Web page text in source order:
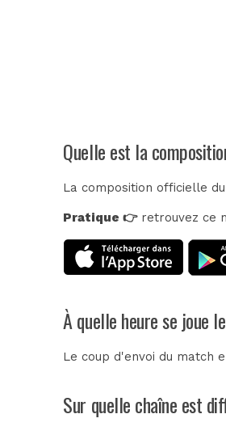
Quelle est la
La composition officielle
Pratique 👉retrouvez ce
À quelle heure se joue
Le coup d'envoi du match
Sur quelle chaîne est